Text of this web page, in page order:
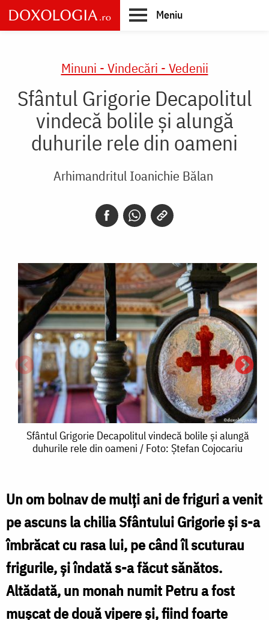
Skip
to
main
Meniu
Minuni - Vindecări - Vedenii
Sfântul Grigorie Decapolitul
vindecă bolile și alungă
duhurile rele din oameni
Arhimandritul Ioanichie Bălan
Sfântul
Grigorie
vindecă
bolile
și
alungă
duhurile
Sfântul Grigorie Decapolitul vindecă bolile și alungă
duhurile rele din oameni / Foto: Ştefan Cojocariu
Un om bolnav de mulţi ani de friguri a venit
pe ascuns la chilia Sfântului Grigorie şi s-a
îmbrăcat cu rasa lui, pe când îl scuturau
frigurile, şi îndată s-a făcut sănătos.
Altădată, un monah numit Petru a fost
muşcat de două vipere şi, fiind foarte